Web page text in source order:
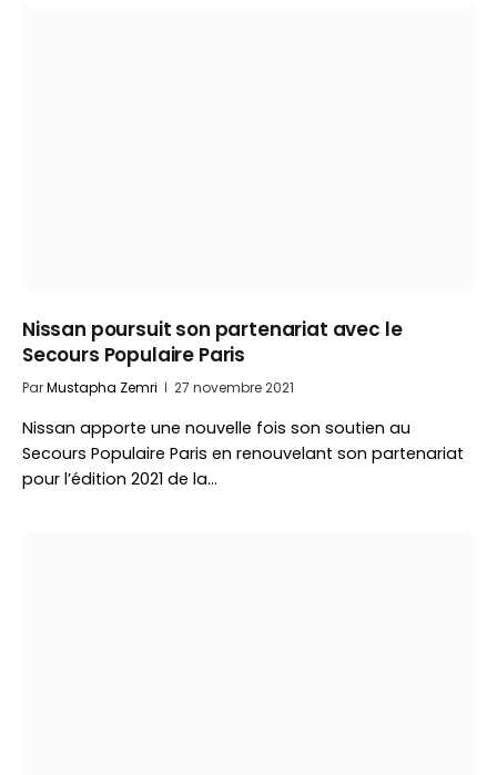
Nissan poursuit son partenariat avec le
Secours Populaire Paris
ParMustapha Zemri 27 novembre 2021
Nissan apporte une nouvelle fois son soutien au
Secours Populaire Paris en renouvelant son partenariat
pour l’édition 2021 de la…